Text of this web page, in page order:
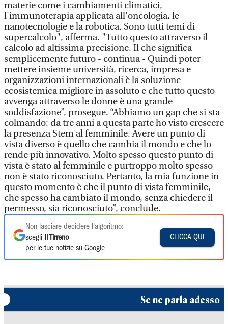
materie come i cambiamenti climatici,
l'immunoterapia applicata all'oncologia, le
nanotecnologie e la robotica. Sono tutti temi di
supercalcolo", afferma. "Tutto questo attraverso il
calcolo ad altissima precisione. Il che significa
semplicemente futuro - continua - Quindi poter
mettere insieme università, ricerca, impresa e
organizzazioni internazionali è la soluzione
ecosistemica migliore in assoluto e che tutto questo
avvenga attraverso le donne è una grande
soddisfazione”, prosegue. “Abbiamo un gap che si sta
colmando: da tre anni a questa parte ho visto crescere
la presenza Stem al femminile. Avere un punto di
vista diverso è quello che cambia il mondo e che lo
rende più innovativo. Molto spesso questo punto di
vista è stato al femminile e purtroppo molto spesso
non è stato riconosciuto. Pertanto, la mia funzione in
questo momento è che il punto di vista femminile,
che spesso ha cambiato il mondo, senza chiedere il
permesso, sia riconosciuto”, conclude.
Non lasciare decidere l'algoritmo:
scegli
Il Tirreno
per le tue notizie su Google
CLICCA QUI
Se ne parla adesso